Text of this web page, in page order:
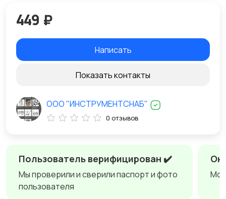
Пользователь верифицирован ✔️
Мы проверили и сверили паспорт и фото
пользователя
449 ₽
Написать
Показать контакты
ООО "ИНСТРУМЕНТСНАБ"
0 отзывов